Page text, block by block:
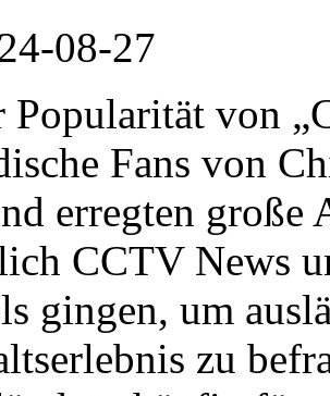
08-27
Popularität von
Fans von
erregten
CCTV News
gingen, um
zu